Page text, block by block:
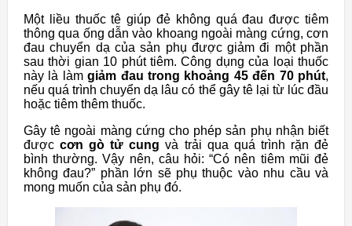
Một liều thuốc tê giúp đẻ không quá đau được tiêm
thông qua ống dẫn vào khoang ngoài màng cứng, cơn
đau chuyển dạ của sản phụ được giảm đi một phần
sau thời gian 10 phút tiêm. Công dụng của loại thuốc
này là làmgiảm đau trong khoảng 45 đến 70 phút,
nếu quá trình chuyển dạ lâu có thể gây tê lại từ lúc đầu
hoặc tiêm thêm thuốc.
Gây tê ngoài màng cứng cho phép sản phụ nhận biết
đượccơn gò tử cung và trải qua quá trình rặn đẻ
bình thường. Vậy nên, câu hỏi: “Có nên tiêm mũi đẻ
không đau?” phần lớn sẽ phụ thuộc vào nhu cầu và
mong muốn của sản phụ đó.